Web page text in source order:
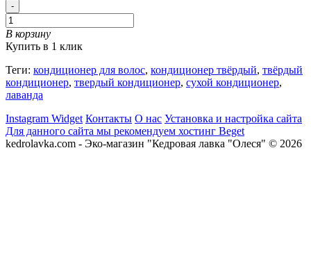
-
В корзину
Купить в 1 клик
Теги: кондиционер для волос, кондиционер твёрдый, твёрдый
кондиционер, твердый кондиционер, сухой кондиционер,
лаванда
Instagram Widget Контакты О нас Установка и настройка сайта
Для данного сайта мы рекомендуем хостинг Beget
kedrolavka.com - Эко-магазин "Кедровая лавка "Олеся" © 2026